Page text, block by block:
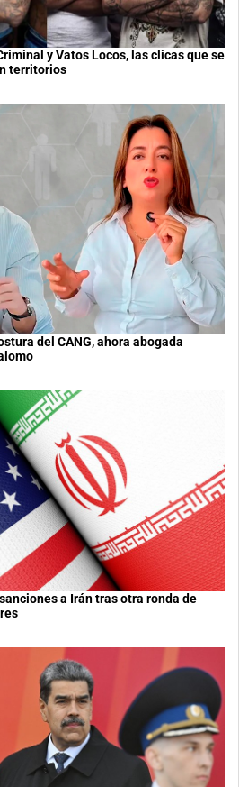
y Vatos Locos, las clicas que se
territorios
del CANG, ahora abogada
a Irán tras otra ronda de